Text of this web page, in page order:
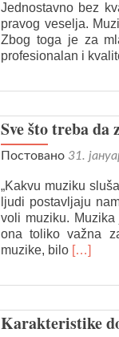
Jednostavno bez
pravog veselja.
Zbog toga je za
profesionalan i
Sve što treba da
Постовано 31.
„Kakvu muziku
ljudi postavljaju
voli muziku.
ona toliko važna
muzike, bilo Read
što
treba
[…]
Karakteristike